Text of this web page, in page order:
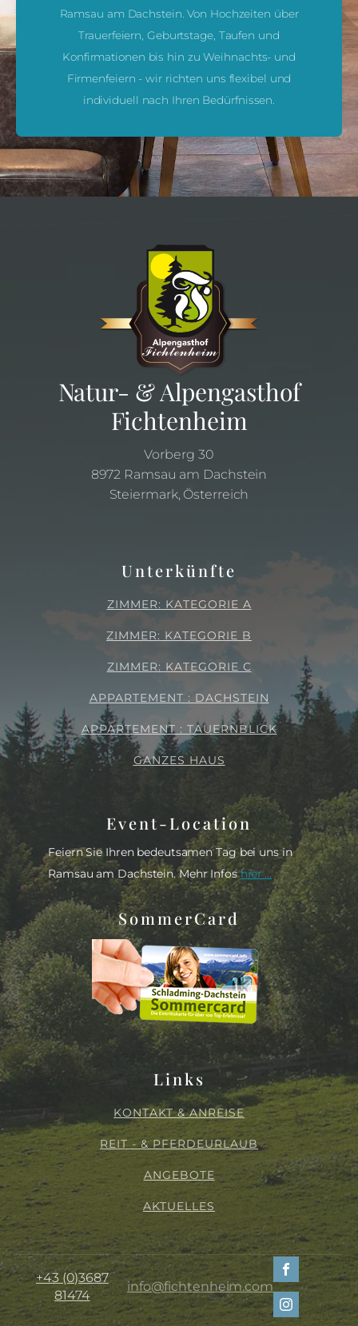
Ramsau am Dachstein. Von Hochzeiten über
Trauerfeiern, Geburtstage, Taufen und
Konfirmationen bis hin zu Weihnachts- und
Firmenfeiern - wir richten uns flexibel und
individuell nach Ihren Bedürfnissen.
Natur- & Alpengasthof
Fichtenheim
Vorberg 30
8972 Ramsau am Dachstein
Steiermark, Österreich
Unterkünfte
ZIMMER: KATEGORIE A
ZIMMER: KATEGORIE B
ZIMMER: KATEGORIE C
APPARTEMENT : DACHSTEIN
APPARTEMENT : TAUERNBLICK
GANZES HAUS
Event-Location
Feiern Sie Ihren bedeutsamen Tag bei uns in
Ramsau am Dachstein. Mehr Infoshier ...
SommerCard
Links
KONTAKT & ANREISE
REIT - & PFERDEURLAUB
ANGEBOTE
AKTUELLES
+43 (0)3687
81474
info@fichtenheim.com